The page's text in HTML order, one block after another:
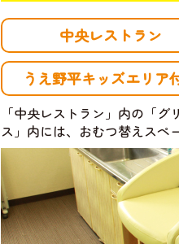
中央レストラン
うえ野平キッズエリア
「中央レストラン」内の「
ス」内には、おむつ替えスペ